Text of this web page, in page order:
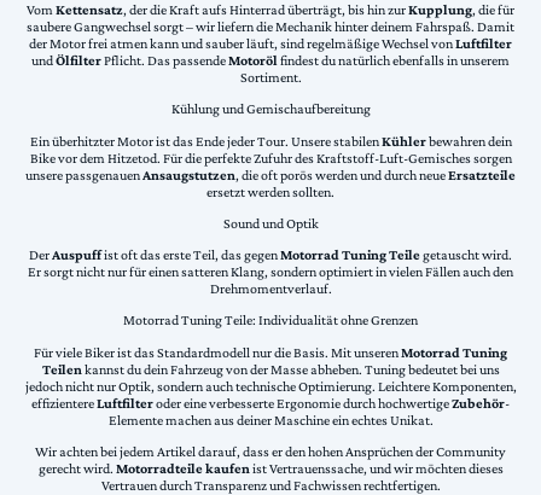
VomKettensatz, der die Kraft aufs Hinterrad überträgt, bis hin zurKupplung, die für
saubere Gangwechsel sorgt – wir liefern die Mechanik hinter deinem Fahrspaß. Damit
der Motor frei atmen kann und sauber läuft, sind regelmäßige Wechsel vonLuftfilter
undÖlfilterPflicht. Das passendeMotorölfindest du natürlich ebenfalls in unserem
Sortiment.
Kühlung und Gemischaufbereitung
Ein überhitzter Motor ist das Ende jeder Tour. Unsere stabilenKühlerbewahren dein
Bike vor dem Hitzetod. Für die perfekte Zufuhr des Kraftstoff-Luft-Gemisches sorgen
unsere passgenauenAnsaugstutzen, die oft porös werden und durch neueErsatzteile
ersetzt werden sollten.
Sound und Optik
DerAuspuffist oft das erste Teil, das gegenMotorrad Tuning Teilegetauscht wird.
Er sorgt nicht nur für einen satteren Klang, sondern optimiert in vielen Fällen auch den
Drehmomentverlauf.
Motorrad Tuning Teile: Individualität ohne Grenzen
Für viele Biker ist das Standardmodell nur die Basis. Mit unserenMotorrad Tuning
Teilen kannst du dein Fahrzeug von der Masse abheben. Tuning bedeutet bei uns
jedoch nicht nur Optik, sondern auch technische Optimierung. Leichtere Komponenten,
effizientereLuftfilteroder eine verbesserte Ergonomie durch hochwertigeZubehör-
Elemente machen aus deiner Maschine ein echtes Unikat.
Wir achten bei jedem Artikel darauf, dass er den hohen Ansprüchen der Community
gerecht wird. Motorradteile kaufen ist Vertrauenssache, und wir möchten dieses
Vertrauen durch Transparenz und Fachwissen rechtfertigen.